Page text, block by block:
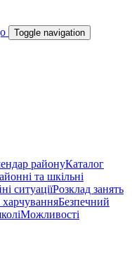
Toggle navigation
районуКаталог
та шкільні
ситуаціїРозклад занять
харчуванняБезпечний
Можливості